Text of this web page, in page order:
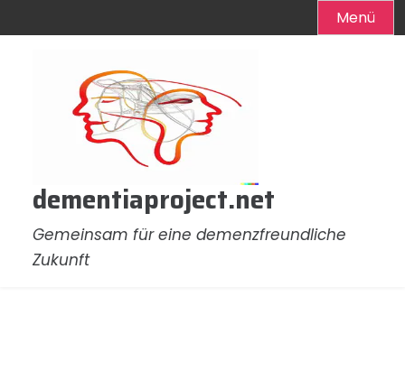
Menü
dementiaproject.net
Gemeinsam für eine demenzfreundliche
Zukunft